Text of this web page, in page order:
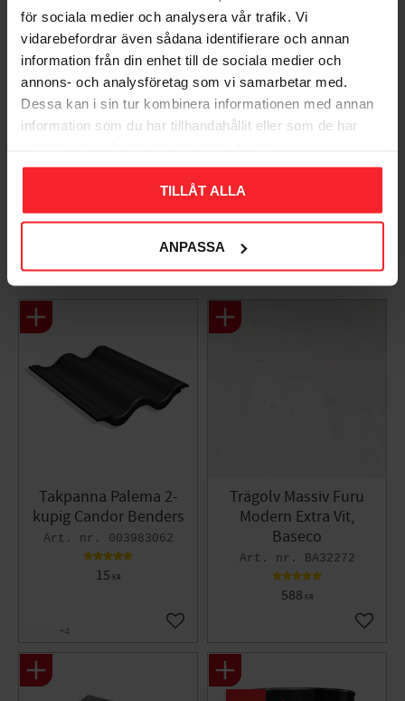
för sociala medier och analysera vår trafik. Vi
vidarebefordrar även sådana identifierare och annan
information från din enhet till de sociala medier och
annons- och analysföretag som vi samarbetar med.
Dessa kan i sin tur kombinera informationen med annan
information som du har tillhandahållit eller som de har
TILLÅT ALLA
ANPASSA
Bli den första att lämna ett omdöme.
Populära produkter
Takpanna Palema 2-
kupig Candor Benders
003983062
15 KR
Lägg till i favoriter
+4
Trägolv Massiv Furu
Modern Extra Vit,
Baseco
BA32272
588 KR
Lägg